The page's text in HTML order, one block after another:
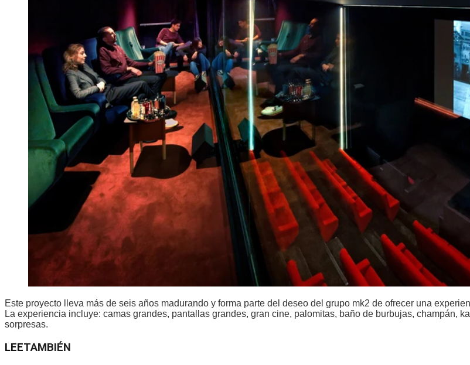
Este proyecto lleva más de seis años madurando y forma parte del deseo del grupo mk2 de ofrecer una
La experiencia incluye: camas grandes, pantallas grandes, gran cine, palomitas, baño de burbujas, champán,
sorpresas.
LEETAMBIÉN